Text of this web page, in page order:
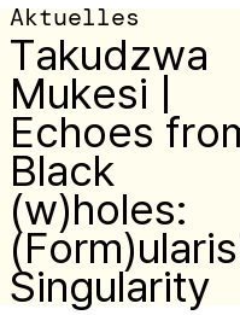
Aktuelles
Takudzwa
Mukesi |
Echoes
Black
(w)holes:
Singularity